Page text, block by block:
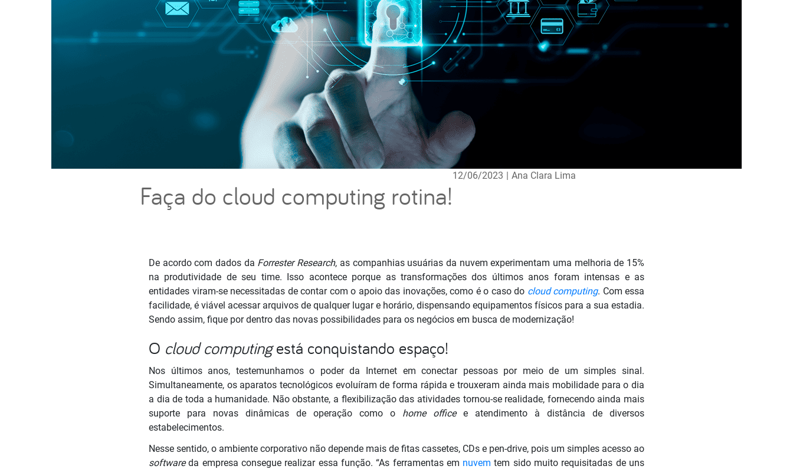
Faça do cloud computing rotina!
12/06/2023 | Ana Clara Lima
De acordo com dados da Forrester Research, as companhias usuárias da nuvem experimentam uma melhoria de 15%
na produtividade de seu time. Isso acontece porque as transformações dos últimos anos foram intensas e as
entidades viram-se necessitadas de contar com o apoio das inovações, como é o caso do cloud computing. Com essa
facilidade, é viável acessar arquivos de qualquer lugar e horário, dispensando equipamentos físicos para a sua estadia.
Sendo assim, fique por dentro das novas possibilidades para os negócios em busca de modernização!
O cloud computingestá conquistando espaço!
Nos últimos anos, testemunhamos o poder da Internet em conectar pessoas por meio de um simples sinal.
Simultaneamente, os aparatos tecnológicos evoluíram de forma rápida e trouxeram ainda mais mobilidade para o dia
a dia de toda a humanidade. Não obstante, a flexibilização das atividades tornou-se realidade, fornecendo ainda mais
suporte para novas dinâmicas de operação como o home officee atendimento à distância de diversos
estabelecimentos.
Nesse sentido, o ambiente corporativo não depende mais de fitas cassetes, CDs e pen-drive, pois um simples acesso ao
softwareda empresa consegue realizar essa função. “As ferramentas em nuvem tem sido muito requisitadas de uns